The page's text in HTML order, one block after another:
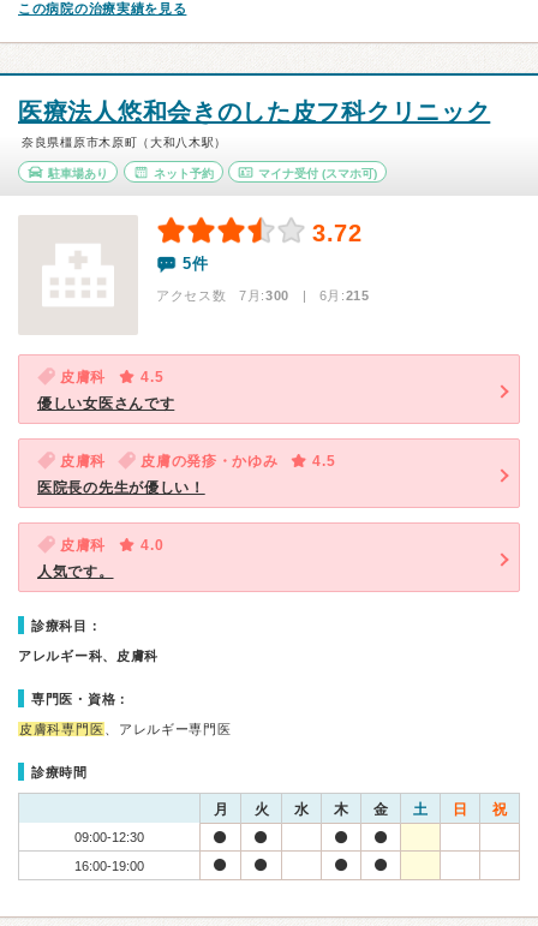
この病院の治療実績を見る
医療法人悠和会きのした皮フ科クリニック
奈良県橿原市木原町（大和八木駅）
駐車場あり ネット予約 マイナ受付 (スマホ可)
3.72
5件
アクセス数 7月:300 | 6月:215
皮膚科
4.5
優しい女医さんです
皮膚科 皮膚の発疹・かゆみ
4.5
医院長の先生が優しい！
皮膚科
4.0
人気です。
診療科目：
アレルギー科、皮膚科
専門医・資格：
皮膚科専門医 、アレルギー専門医
診療時間
月 火 水 木 金 土 日 祝
09:00-12:30
16:00-19:00